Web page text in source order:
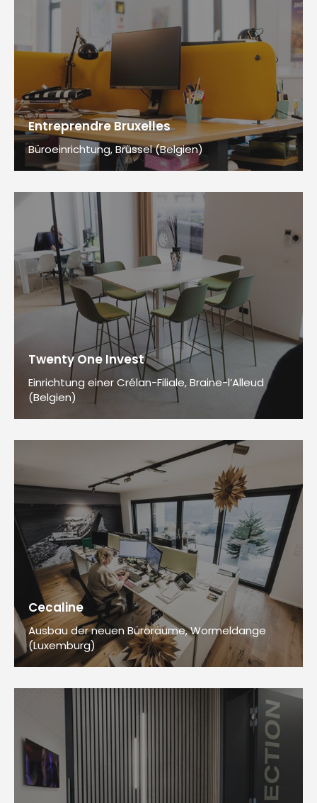
Entreprendre Bruxelles
Büroeinrichtung, Brüssel (Belgien)
Twenty One Invest
Einrichtung einer Crélan-Filiale, Braine-l’Alleud
(Belgien)
Cecaline
Ausbau der neuen Büroräume, Wormeldange
(Luxemburg)